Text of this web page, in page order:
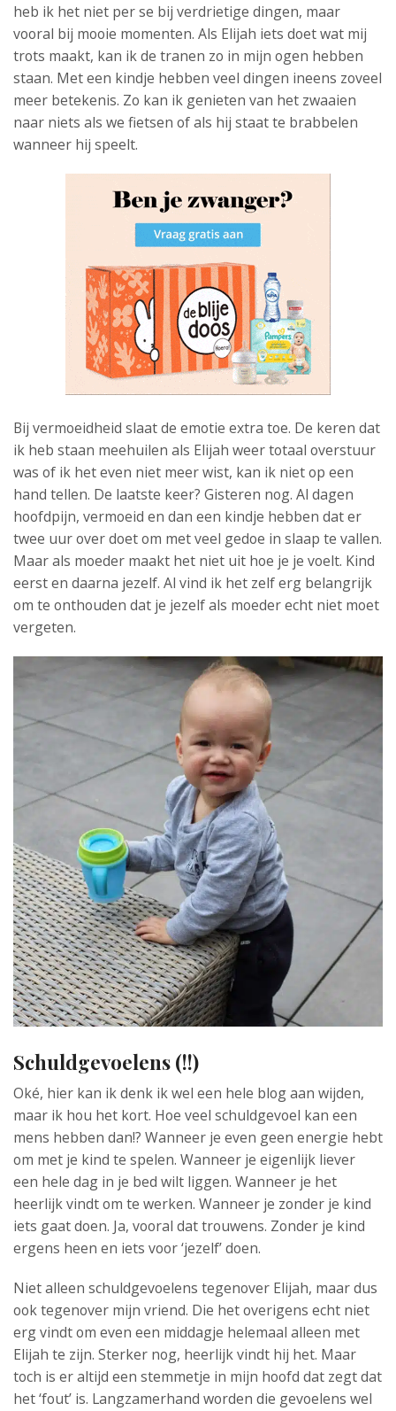
heb ik het niet per se bij verdrietige dingen, maar
vooral bij mooie momenten. Als Elijah iets doet wat mij
trots maakt, kan ik de tranen zo in mijn ogen hebben
staan. Met een kindje hebben veel dingen ineens zoveel
meer betekenis. Zo kan ik genieten van het zwaaien
naar niets als we fietsen of als hij staat te brabbelen
wanneer hij speelt.
Bij vermoeidheid slaat de emotie extra toe. De keren dat
ik heb staan meehuilen als Elijah weer totaal overstuur
was of ik het even niet meer wist, kan ik niet op een
hand tellen. De laatste keer? Gisteren nog. Al dagen
hoofdpijn, vermoeid en dan een kindje hebben dat er
twee uur over doet om met veel gedoe in slaap te vallen.
Maar als moeder maakt het niet uit hoe je je voelt. Kind
eerst en daarna jezelf. Al vind ik het zelf erg belangrijk
om te onthouden dat je jezelf als moeder echt niet moet
vergeten.
Schuldgevoelens (!!)
Oké, hier kan ik denk ik wel een hele blog aan wijden,
maar ik hou het kort. Hoe veel schuldgevoel kan een
mens hebben dan!? Wanneer je even geen energie hebt
om met je kind te spelen. Wanneer je eigenlijk liever
een hele dag in je bed wilt liggen. Wanneer je het
heerlijk vindt om te werken. Wanneer je zonder je kind
iets gaat doen. Ja, vooral dat trouwens. Zonder je kind
ergens heen en iets voor ‘jezelf’ doen.
Niet alleen schuldgevoelens tegenover Elijah, maar dus
ook tegenover mijn vriend. Die het overigens echt niet
erg vindt om even een middagje helemaal alleen met
Elijah te zijn. Sterker nog, heerlijk vindt hij het. Maar
toch is er altijd een stemmetje in mijn hoofd dat zegt dat
het ‘fout’ is. Langzamerhand worden die gevoelens wel